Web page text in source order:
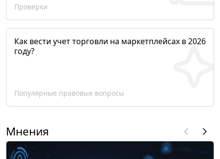
Проверки
Как вести учет торговли на маркетплейсах в 2026
году?
Популярные правовые вопросы
Мнения